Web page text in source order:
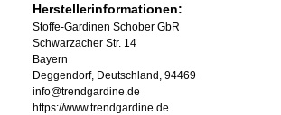
Herstellerinformationen:
Stoffe-Gardinen Schober GbR
Schwarzacher Str. 14
Bayern
Deggendorf, Deutschland, 94469
info@trendgardine.de
https://www.trendgardine.de